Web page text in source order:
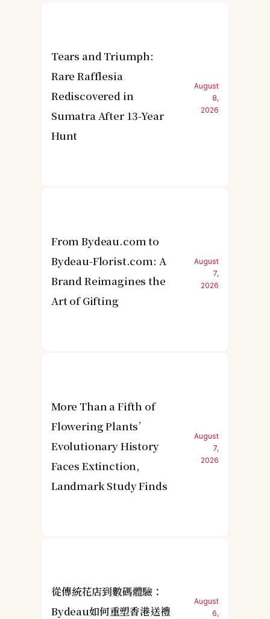
Tears and Triumph:
Rare Rafflesia
Rediscovered in
Sumatra After 13-Year
Hunt
August
8,
2026
From Bydeau.com to
Bydeau-Florist.com: A
Brand Reimagines the
Art of Gifting
August
7,
2026
More Than a Fifth of
Flowering Plants’
Evolutionary History
Faces Extinction,
Landmark Study Finds
August
7,
2026
從傳統花店到數碼體驗：
Bydeau如何重塑香港送禮
August
6,